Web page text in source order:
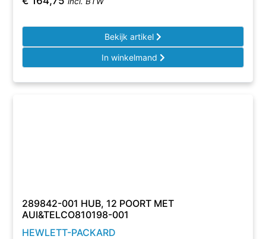
Bekijk artikel
In winkelmand
289842-001 HUB, 12 POORT MET
AUI&TELCO810198-001
HEWLETT-PACKARD